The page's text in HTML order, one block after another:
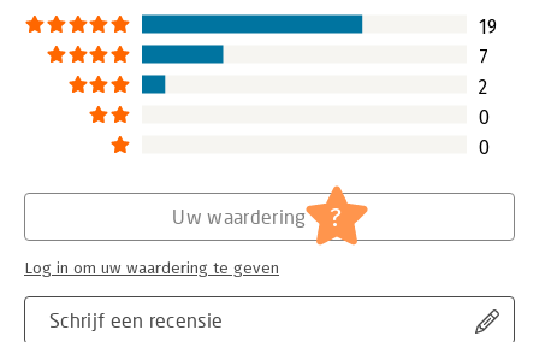
19
7
2
0
0
Schrijf een recensie
Uw waardering ?
Log in om uw waardering te geven